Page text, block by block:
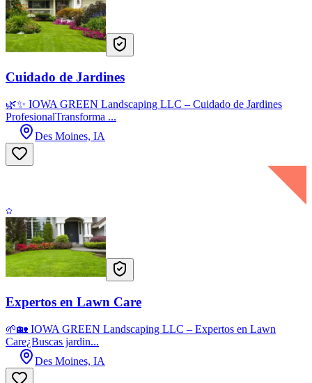
Cuidado de Jardines
🌿✨ IOWA GREEN Landscaping LLC – Cuidado de Jardines
ProfesionalTransforma ...
Des Moines, IA
Expertos en Lawn Care
🌱🏡 IOWA GREEN Landscaping LLC – Expertos en Lawn
Care¿Buscas jardin...
Des Moines, IA